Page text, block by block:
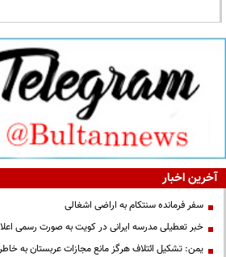
آخرین اخبار
سفر فرمانده سنتکام به اراضی اشغالی
خبر تعطیلی مدرسه ایرانی در کویت به صورت رسمی
یمن: تشکیل ائتلاف هرگز مانع مجازات عربستان به